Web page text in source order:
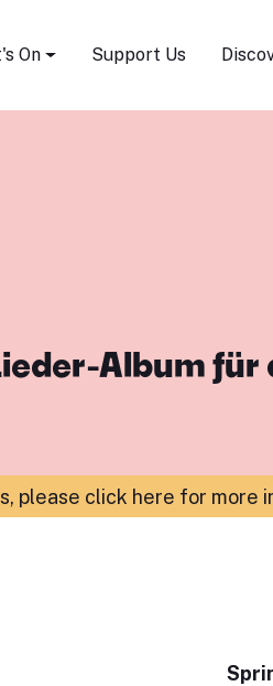
On Support Us
Album für
please click here for more